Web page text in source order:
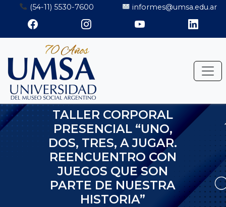
Saltar
contenido
(54-11) 5530-7600 informes@umsa.edu.ar
TALLER CORPORAL
PRESENCIAL “UNO,
DOS, TRES, A JUGAR.
REENCUENTRO CON
JUEGOS QUE SON
PARTE DE NUESTRA
HISTORIA”